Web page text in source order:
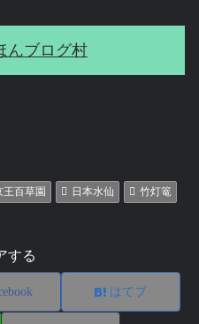
んブログ村
王百草園 日本水仙
竹灯篭
する
はてブ